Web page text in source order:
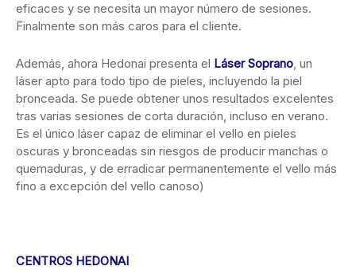
eficaces y se necesita un mayor número de sesiones.
Finalmente son más caros para el cliente.
Además, ahora Hedonai presenta el Láser Soprano, un
láser apto para todo tipo de pieles, incluyendo la piel
bronceada. Se puede obtener unos resultados excelentes
tras varias sesiones de corta duración, incluso en verano.
Es el único láser capaz de eliminar el vello en pieles
oscuras y bronceadas sin riesgos de producir manchas o
quemaduras, y de erradicar permanentemente el vello más
fino a excepción del vello canoso)
CENTROS HEDONAI